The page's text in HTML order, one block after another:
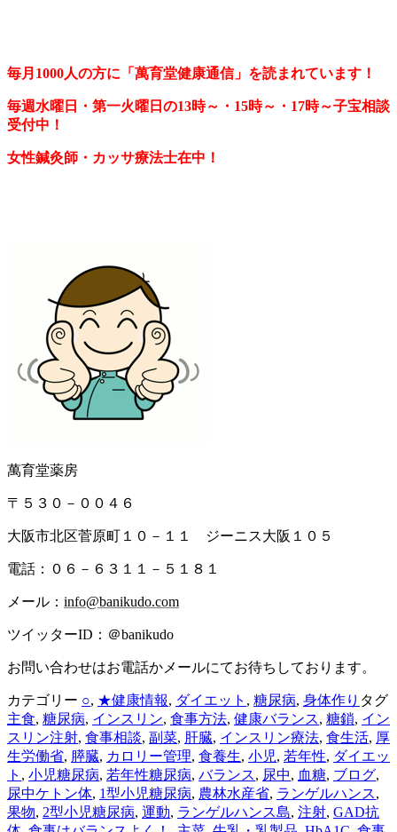
毎月1000人の方に「萬育堂健康通信」を読まれています！
毎週水曜日・第一火曜日の13時～・15時～・17時～子宝相談
受付中！
女性鍼灸師・カッサ療法士在中！
萬育堂薬房
〒５３０－００４６
大阪市北区菅原町１０－１１ ジーニス大阪１０５
電話：０６－６３１１－５１８１
メール： info@banikudo.com
ツイッターID：＠banikudo
お問い合わせはお電話かメールにてお待ちしております。
カテゴリー ○, ★健康情報, ダイエット , 糖尿病, 身体作り タグ
主食, 糖尿病, インスリン, 食事方法, 健康バランス, 糖鎖, イン
スリン注射, 食事相談, 副菜, 肝臓, インスリン療法, 食生活, 厚
生労働省, 膵臓, カロリー管理, 食養生, 小児, 若年性, ダイエッ
ト , 小児糖尿病, 若年性糖尿病, バランス, 尿中, 血糖, ブログ,
尿中ケトン体, 1型小児糖尿病, 農林水産省, ランゲルハンス,
果物, 2型小児糖尿病, 運動, ランゲルハンス島, 注射, GAD抗